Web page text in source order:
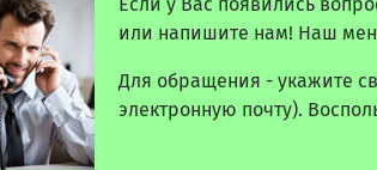
или напишите нам! Наш
Для обращения - укажите
электронную почту).